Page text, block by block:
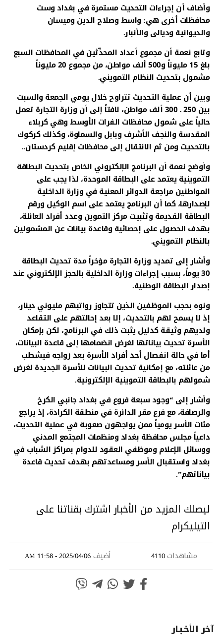
وأضاف أن إجراءات التحديث مستمرة في بغداد وست
محافظات أخرى هي: واسط وصلاح الدين وميسان
والديوانية وديالى والأنبار.
وتابع نعمة أن مجموع أعداد المحدِّثين في المحافظات السبع
بلغ 15 مليوناً و500 ألف مواطن، من مجموع 20 مليوناً
مشمول بتحديث النظام التمويني.
وبين أن عملية التحديث تتراوح خلال يومي الجمعة والسبت
بين 250 ـ 300 ألف مواطن، لافتاً إلى أن وزارة التجارة تعمل
حالياً على شمول محافظات الفرات الأوسط وهي كربلاء
المقدسة والنجف الأشرف وبابل والسماوة، وكذلك كركوك
بالتحديث ومن ثم الانتقال إلى محافظات إقليم كردستان..
وأوضح نعمة أن البرنامج الإلكتروني الخاص بتحديث البطاقة
التموينية يعتمد على البطاقة الموحدة، لذا يجب على
المواطنين مراجعة الدوائر المعنية في وزارة الداخلية
لإصدارها، كما أن البرنامج يعتمد على اسم الوكيل ورقم
البطاقة القديمة وتثبيت مركز التموين وعدد أفراد العائلة،
بهدف الحصول على إحصائية وقاعدة بيانات عن المشمولين
بالنظام التمويني.
وأشار إلى تمديد وزارة التجارة مؤخراً مدة تحديث البطاقة
30 يوماً، بسبب إجراءات وزارة الداخلية بالحجز الإلكتروني عند
إصدار البطاقة الوطنية.
ونوه بحجب الموظفين الذين تتجاوز رواتبهم مليوني دينار،
إذ لا يسمح لهم بالتحديث، إلا بعد إحالتهم على التقاعد
ولديهم وثيقة كدليل يثبت ذلك في البرنامج، لكن بإمكان
الأسرة تحديث بياناتها لغرض انضمامها إلى قاعدة البيانات،
أما في حالة انفصال أحد أفراد الأسرة بعد زواجه فيشطب
من عائلته، مع إمكانية تحديث البيانات للأسرة الجديدة لغرض
شمولهم بالبطاقة التموينية الإلكترونية.
وأشار إلى “وجود سبعة فروع في بغداد جانبي الكرخ
والرصافة، مع فرع مقر الدائرة في منطقة الكرادة، إذ يراجع
مئات الأسر يومياً ممن يواجهون صعوبة في عملية التحديث،
داعياً مجلس محافظة بغداد ومنظمات المجتمع المدني
ووسائل الإعلام وموظفي العقود للدوام بمراكز الشباب في
بغداد واستقبال الأسر ومساعدتهم بهدف تحديث قاعدة
بياناتهم”.
ليصلك المزيد من الأخبار اشترك بقناتنا على
التيليكرام
مشاهدات4110 أضيف 2025/04/06 - 11:58 AM
آخر الأخـبـار